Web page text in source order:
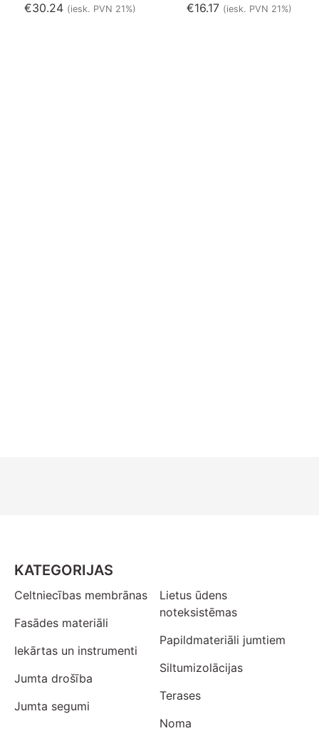
€30.24 (iesk. PVN 21%) €16.17 (iesk. PVN 21%)
KATEGORIJAS
Celtniecības membrānas
Fasādes materiāli
Iekārtas un instrumenti
Jumta drošība
Jumta segumi
Lietus ūdens
noteksistēmas
Papildmateriāli jumtiem
Siltumizolācijas
Terases
Noma